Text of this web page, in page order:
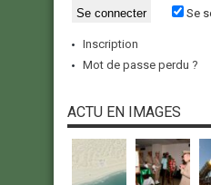
Se
Inscription
Mot de passe perdu ?
ACTU EN IMAGES